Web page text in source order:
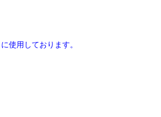
に使用しております。